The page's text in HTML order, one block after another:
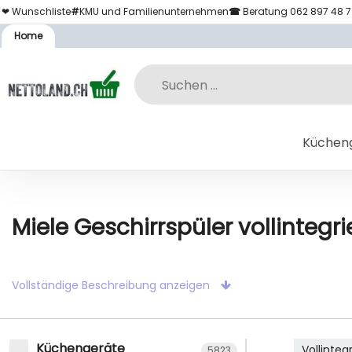
❤ Wunschliste#KMU und Familienunternehmen☎Beratung 062 897 48
Home
Miele Geschirrspüler
Vollständige Beschreibung anzeigen